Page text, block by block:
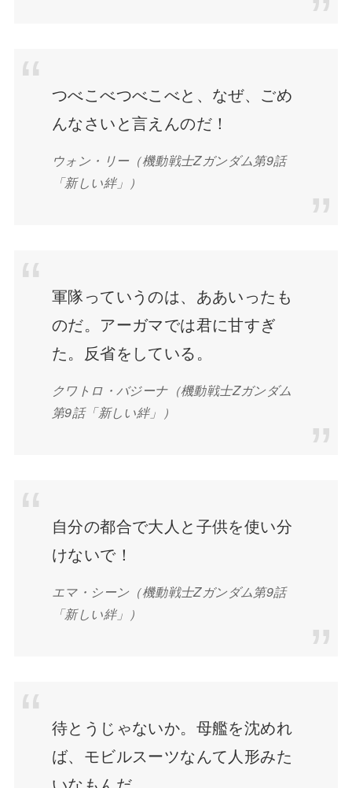
つべこべつべこべと、なぜ、ごめ
んなさいと言えんのだ！
ウォン・リー（機動戦士Zガンダム第9話
「新しい絆」）
軍隊っていうのは、ああいったも
のだ。アーガマでは君に甘すぎ
た。反省をしている。
クワトロ・バジーナ（機動戦士Zガンダム
第9話「新しい絆」）
自分の都合で大人と子供を使い分
けないで！
エマ・シーン （機動戦士Zガンダム第9話
「新しい絆」）
待とうじゃないか。母艦を沈めれ
ば、モビルスーツなんて人形みた